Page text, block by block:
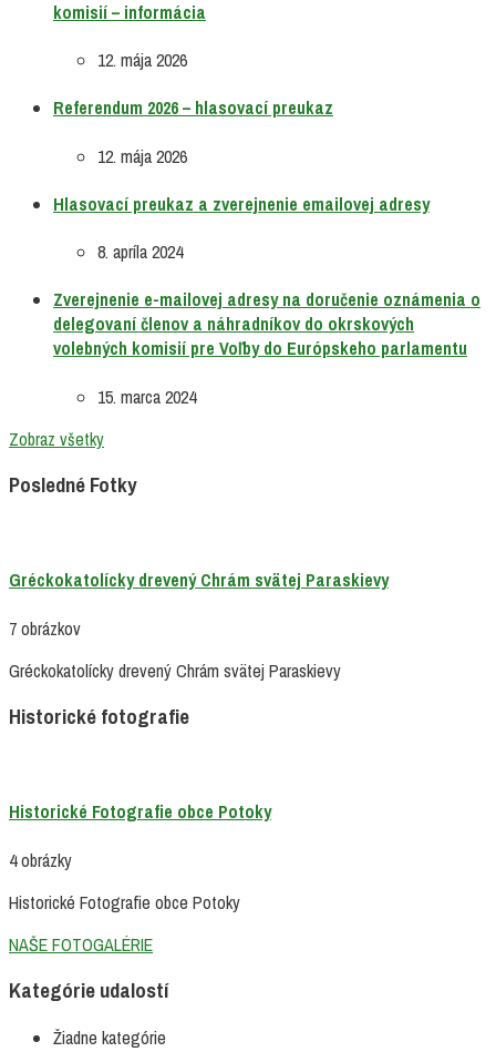
komisií – informácia
12. mája 2026
Referendum 2026 – hlasovací preukaz
12. mája 2026
Hlasovací preukaz a zverejnenie emailovej adresy
8. apríla 2024
Zverejnenie e-mailovej adresy na doručenie oznámenia o
delegovaní členov a náhradníkov do okrskových
volebných komisií pre Voľby do Európskeho parlamentu
15. marca 2024
Zobraz všetky
Posledné Fotky
Gréckokatolícky drevený Chrám svätej Paraskievy
7 obrázkov
Gréckokatolícky drevený Chrám svätej Paraskievy
Historické fotografie
Historické Fotografie obce Potoky
4 obrázky
Historické Fotografie obce Potoky
NAŠE FOTOGALÉRIE
Kategórie udalostí
Žiadne kategórie